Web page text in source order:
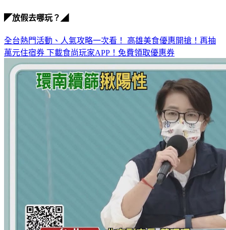
◤放假去哪玩？◢
全台熱門活動、人氣攻略一次看！ 高雄美食優惠開搶！再抽
萬元住宿券 下載食尚玩家APP！免費領取優惠券